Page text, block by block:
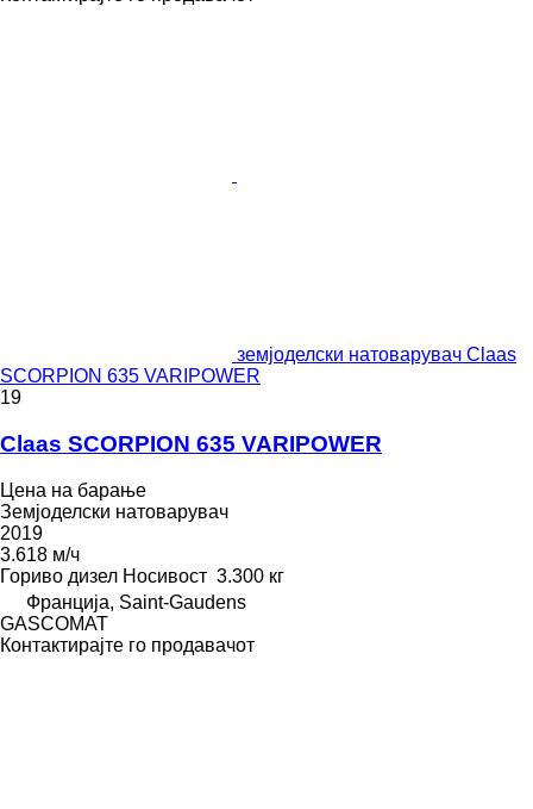
земјоделски натоварувач Claas
SCORPION 635 VARIPOWER
19
Claas SCORPION 635 VARIPOWER
Цена на барање
Земјоделски натоварувач
2019
3.618 м/ч
Гориво дизел Носивост 3.300 кг
Франција, Saint-Gaudens
GASCOMAT
Контактирајте го продавачот